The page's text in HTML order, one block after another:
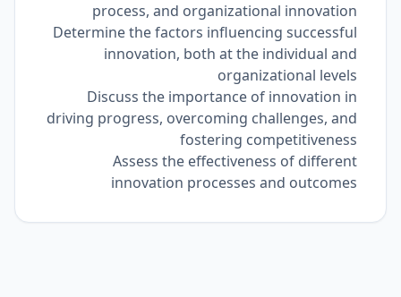
process, and organizational innovation
Determine the factors influencing successful
innovation, both at the individual and
organizational levels
Discuss the importance of innovation in
driving progress, overcoming challenges, and
fostering competitiveness
Assess the effectiveness of different
innovation processes and outcomes